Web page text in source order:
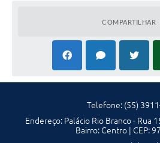
Vigilância Sanitária
COPIR - Coordenadoria de Promoção de
Galeria de Fotos
COMPARTILHAR
Telefone: (55)
Endereço: Palácio Rio Branco - Rua
Bairro: Centro | CEP: